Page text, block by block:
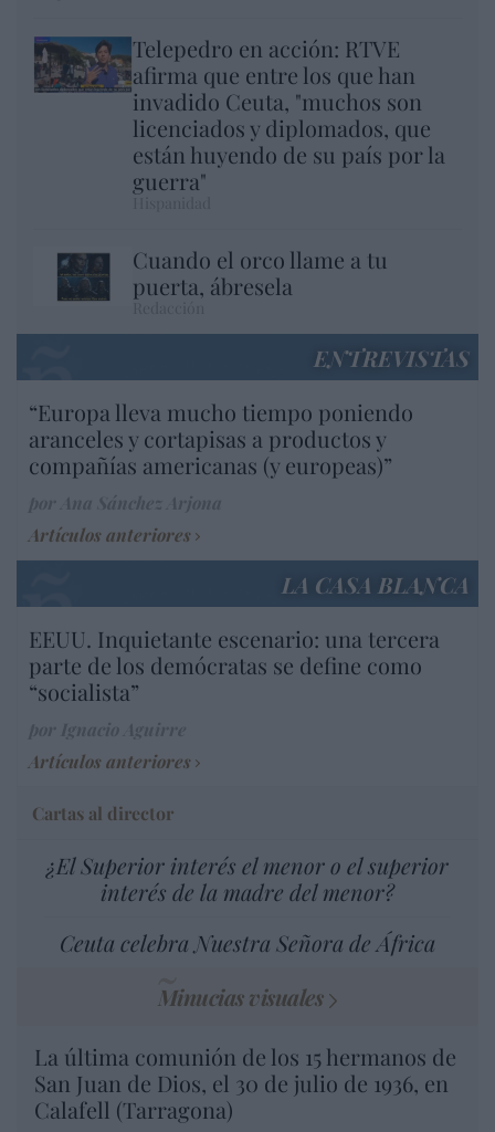
Telepedro en acción: RTVE
afirma que entre los que han
invadido Ceuta, "muchos son
licenciados y diplomados, que
están huyendo de su país por la
guerra"
Cuando el orco llame a tu
puerta, ábresela
ENTREVISTAS
“Europa lleva mucho tiempo poniendo
aranceles y cortapisas a productos y
compañías americanas (y europeas)”
Artículos anteriores
LA CASA BLANCA
EEUU. Inquietante escenario: una tercera
parte de los demócratas se define como
“socialista”
Artículos anteriores
Cartas al director
¿El Superior interés el menor o el superior
interés de la madre del menor?
Ceuta celebra Nuestra Señora de África
Minucias visuales
La última comunión de los 15 hermanos de
San Juan de Dios, el 30 de julio de 1936, en
Calafell (Tarragona)